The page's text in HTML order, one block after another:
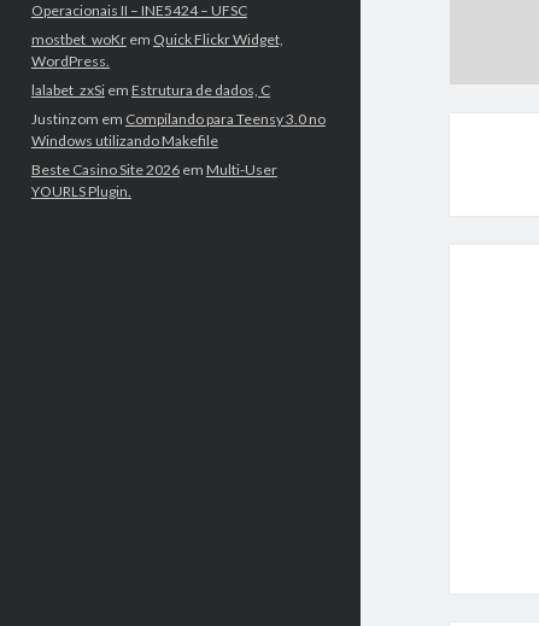
Operacionais II – INE5424 – UFSC
mostbet_woKrem Quick Flickr Widget,
WordPress.
lalabet_zxSiem Estrutura de dados, C
Justinzom em Compilando para Teensy 3.0 no
Windows utilizando Makefile
Beste Casino Site 2026em Multi-User
YOURLS Plugin.